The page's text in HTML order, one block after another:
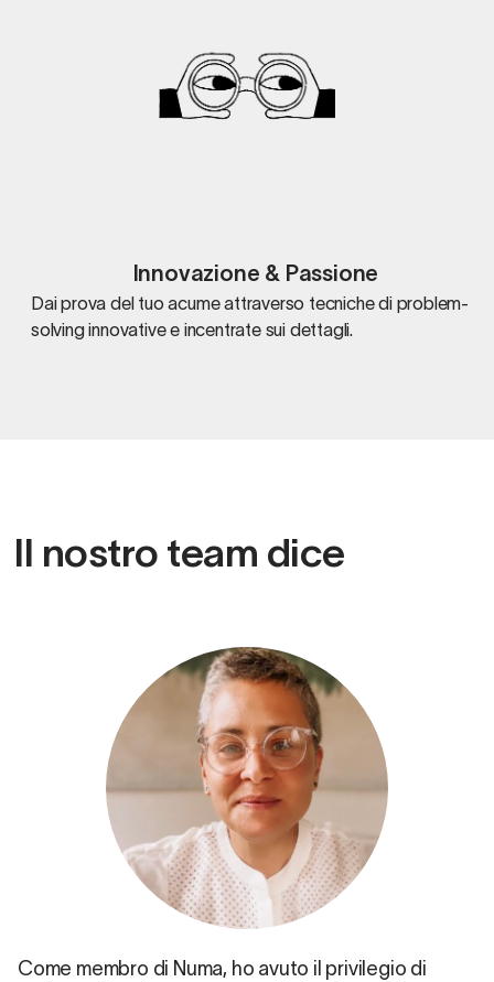
Innovazione & Passione
Dai prova del tuo acume attraverso tecniche di problem-
solving innovative e incentrate sui dettagli.
Il nostro team dice
Come membro di Numa, ho avuto il privilegio di